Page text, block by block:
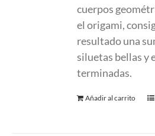
cuerpos
el origami,
resultado una
siluetas bellas y
terminadas.
Añadir al carrito